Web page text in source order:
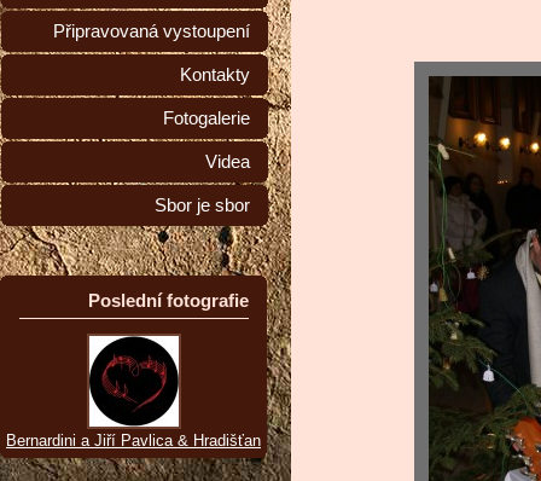
Připravovaná vystoupení
Kontakty
Fotogalerie
Videa
Sbor je sbor
Poslední fotografie
Bernardini a Jiří Pavlica & Hradišťan